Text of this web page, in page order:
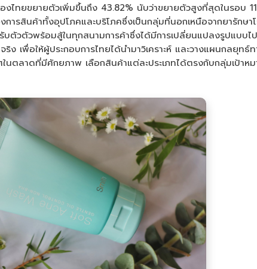
ยายตัวเพิ่มขึ้นถึง 43.82% นับว่าขยายตัวสูงที่สุดในรอบ 11
รสินค้าทั้งอุปโภคและบริโภคซึ่งเป็นกลุ่มที่นอกเหนือจากยารักษ
รับตัวตัวพร้อมสู้ในทุกสนามการค้าซึ่งได้มีการเปลี่ยนแปลงรูปแบ
เพื่อให้ผู้ประกอบการไทยได้นำมาวิเคราะห์ และวางแผนกลยุท
นตลาดที่มีศักยภาพ เลือกสินค้าแต่ละประเภทได้ตรงกับกลุ่มเป้า